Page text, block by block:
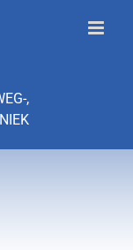
,